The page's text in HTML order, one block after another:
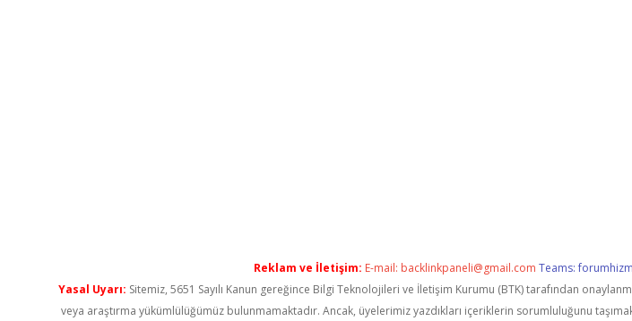
Reklam ve İletişim: E-mail: backlinkpaneli@gmail.com Teams:
Yasal Uyarı: Sitemiz, 5651 Sayılı Kanun gereğince Bilgi Teknolojileri ve İletişim Kurumu (BTK) tarafından
veya araştırma yükümlülüğümüz bulunmamaktadır. Ancak, üyelerimiz yazdıkları içeriklerin sorumluluğunu